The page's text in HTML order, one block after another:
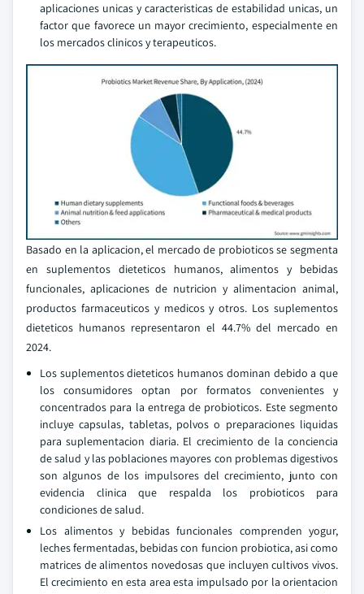
aplicaciones unicas y caracteristicas de estabilidad unicas, un
factor que favorece un mayor crecimiento, especialmente en
los mercados clinicos y terapeuticos.
Basado en la aplicacion, el mercado de probioticos se segmenta
en suplementos dieteticos humanos, alimentos y bebidas
funcionales, aplicaciones de nutricion y alimentacion animal,
productos farmaceuticos y medicos y otros. Los suplementos
dieteticos humanos representaron el 44.7% del mercado en
2024.
Los suplementos dieteticos humanos dominan debido a que
los consumidores optan por formatos convenientes y
concentrados para la entrega de probioticos. Este segmento
incluye capsulas, tabletas, polvos o preparaciones liquidas
para suplementacion diaria. El crecimiento de la conciencia
de salud y las poblaciones mayores con problemas digestivos
son algunos de los impulsores del crecimiento, junto con
evidencia clinica que respalda los probioticos para
condiciones de salud.
Los alimentos y bebidas funcionales comprenden yogur,
leches fermentadas, bebidas con funcion probiotica, asi como
matrices de alimentos novedosas que incluyen cultivos vivos.
El crecimiento en esta area esta impulsado por la orientacion